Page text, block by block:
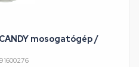
mosogatógép /